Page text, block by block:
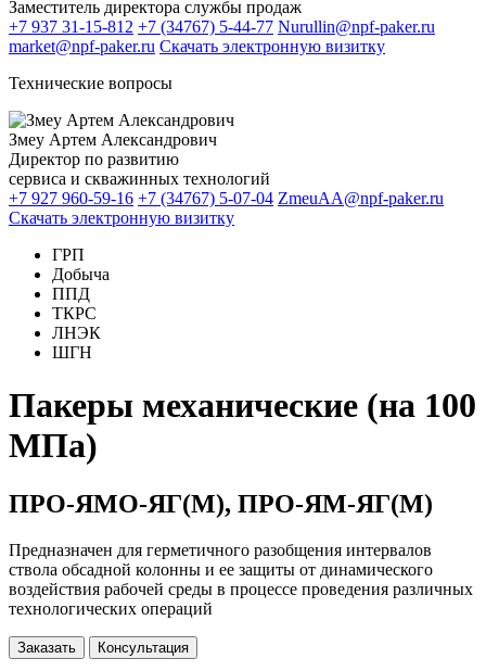
Заместитель директора службы продаж
+7 937 31-15-812 +7 (34767) 5-44-77 Nurullin@npf-paker.ru
market@npf-paker.ru Скачать электронную визитку
Технические вопросы
Змеу Артем Александрович
Директор по развитию
сервиса и скважинных технологий
+7 927 960-59-16 +7 (34767) 5-07-04 ZmeuAA@npf-paker.ru
Скачать электронную визитку
ГРП
Добыча
ППД
ТКРС
ЛНЭК
ШГН
Пакеры механические (на 100
МПа)
ПРО-ЯМО-ЯГ(М), ПРО-ЯМ-ЯГ(М)
Предназначен для герметичного разобщения интервалов
ствола обсадной колонны и ее защиты от динамического
воздействия рабочей среды в процессе проведения различных
технологических операций
Заказать Консультация